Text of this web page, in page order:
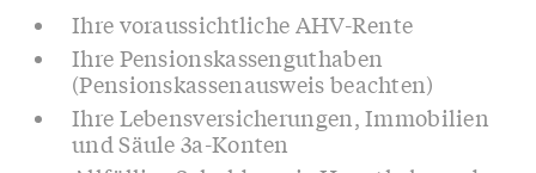
Ihre voraussichtliche AHV-Rente
Ihre Pensionskassenguthaben
(Pensionskassenausweis beachten)
Ihre Lebensversicherungen, Immobilien
und Säule 3a-Konten